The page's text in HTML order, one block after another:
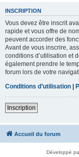
INSCRIPTION
Vous devez être inscrit
rapide et vous offre de
peuvent accorder des
Avant de vous inscrire,
conditions d’utilisation et
également prendre le
forum lors de votre
Conditions d’utilisation |
Inscription
Accueil du forum
Développé